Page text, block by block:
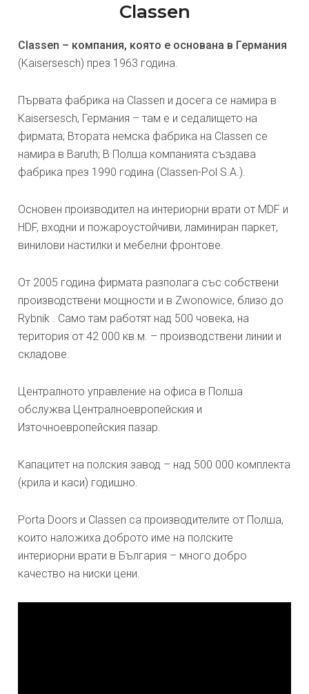
Classen
Classen – компания, която е основана в Германия
(Kaisersesch) през 1963 година.
Първата фабрика на Classen и досега се намира в
Kaisersesch, Германия – там е и седалището на
фирмата; Втората немска фабрика на Classen се
намира в Baruth; В Полша компанията създава
фабрика през 1990 година (Classen-Pol S.A.).
Основен производител на интериорни врати от MDF и
HDF, входни и пожароустойчиви, ламиниран паркет,
винилови настилки и мебелни фронтове.
От 2005 година фирмата разполага със собствени
производствени мощности и в Zwonowice, близо до
Rybnik . Само там работят над 500 човека, на
територия от 42 000 кв.м. – производствени линии и
складове.
Централното управление на офиса в Полша
обслужва Централноевропейския и
Източноевропейския пазар.
Капацитет на полския завод – над 500 000 комплекта
(крила и каси) годишно.
Porta Doors и Classen са производителите от Полша,
които наложиха доброто име на полските
интериорни врати в България – много добро
качество на ниски цени.